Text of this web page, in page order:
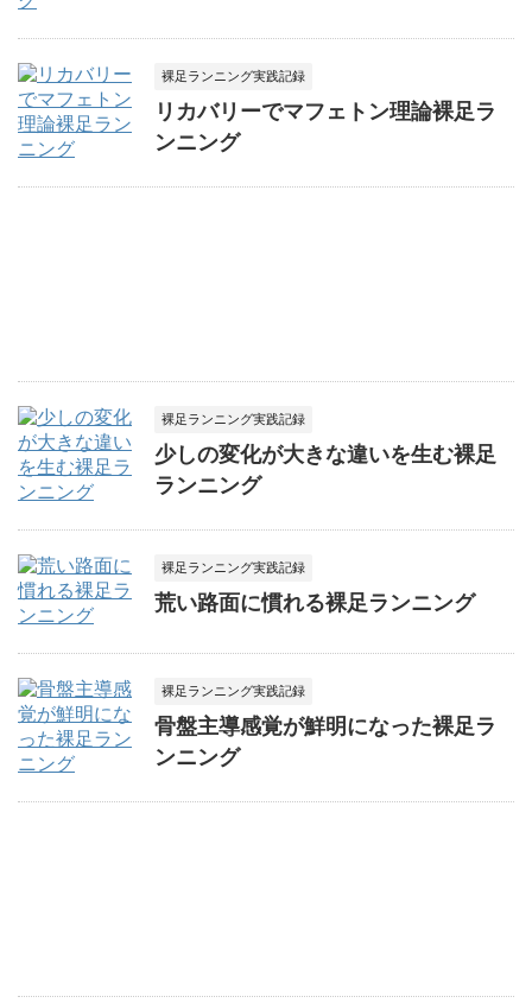
裸足ランニング実践記録
リカバリーでマフェトン理論裸足ラ
ンニング
裸足ランニング実践記録
少しの変化が大きな違いを生む裸足
ランニング
裸足ランニング実践記録
荒い路面に慣れる裸足ランニング
裸足ランニング実践記録
骨盤主導感覚が鮮明になった裸足ラ
ンニング